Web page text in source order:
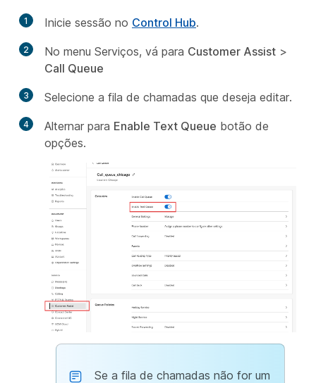
1 Inicie sessão no Control Hub.
2 No menu Serviços, vá para Customer Assist >
Call Queue
3 Selecione a fila de chamadas que deseja editar.
4 Alternar para Enable Text Queue botão de
opções.
Se a fila de chamadas não for um